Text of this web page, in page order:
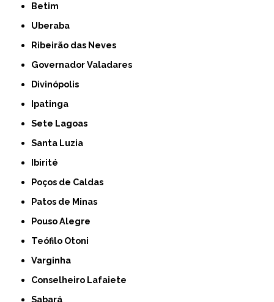
Betim
Uberaba
Ribeirão das Neves
Governador Valadares
Divinópolis
Ipatinga
Sete Lagoas
Santa Luzia
Ibirité
Poços de Caldas
Patos de Minas
Pouso Alegre
Teófilo Otoni
Varginha
Conselheiro Lafaiete
Sabará